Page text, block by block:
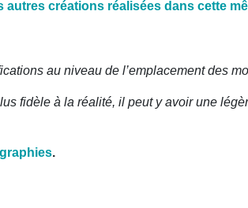
autres créations réalisées dans cette
au niveau de l’emplacement des
fidèle à la réalité, il peut y avoir une
.